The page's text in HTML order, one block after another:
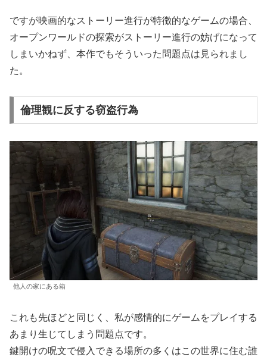
ですが映画的なストーリー進行が特徴的なゲームの場合、
オープンワールドの探索がストーリー進行の妨げになって
しまいかねず、本作でもそういった問題点は見られまし
た。
倫理観に反する窃盗行為
他人の家にある箱
これも先ほどと同じく、私が感情的にゲームをプレイする
あまり生じてしまう問題点です。
鍵開けの呪文で侵入できる場所の多くはこの世界に住む誰